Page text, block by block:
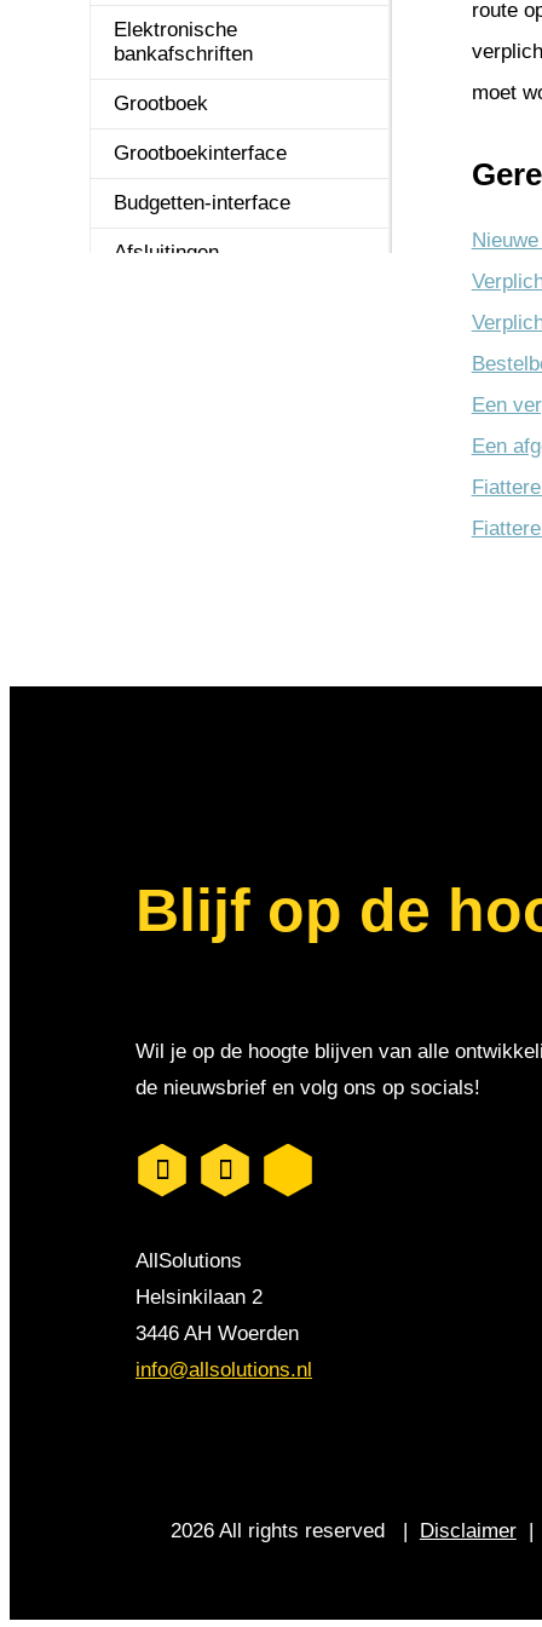
Applicatie
Uitvoer
Elektronische
bankafschriften
Grootboek
Grootboekinterface
Budgetten-interface
Afsluitingen
Online Samenwerken
route
moet
Een
Een
Blijf op de
Wil je op de hoogte blijven van alle
de nieuwsbrief en volg ons op socials!
AllSolutions
Helsinkilaan 2
3446 AH Woerden
info@allsolutions.nl
2026 All rights reserved | Disclaimer